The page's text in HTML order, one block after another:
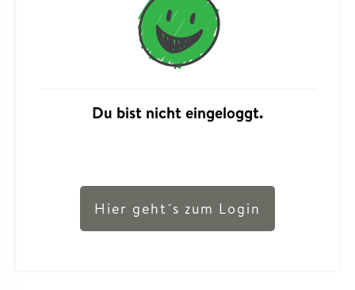
Du bist nicht eingeloggt.
Hier geht´s zum Login